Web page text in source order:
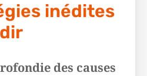
inédites
des causes